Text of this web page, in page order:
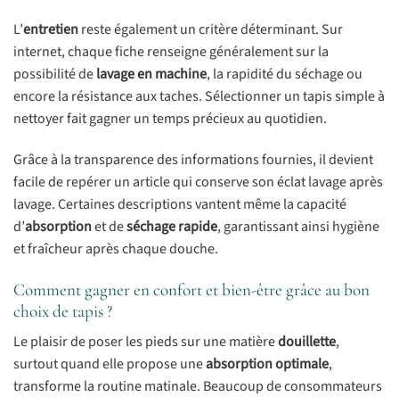
L’entretienreste également un critère déterminant. Sur
internet, chaque fiche renseigne généralement sur la
possibilité delavage en machine, la rapidité du séchage ou
encore la résistance aux taches. Sélectionner un tapis simple à
nettoyer fait gagner un temps précieux au quotidien.
Grâce à la transparence des informations fournies, il devient
facile de repérer un article qui conserve son éclat lavage après
lavage. Certaines descriptions vantent même la capacité
d’absorptionet deséchage rapide, garantissant ainsi hygiène
et fraîcheur après chaque douche.
Comment gagner en confort et bien-être grâce au bon
choix de tapis ?
Le plaisir de poser les pieds sur une matièredouillette,
surtout quand elle propose uneabsorption optimale,
transforme la routine matinale. Beaucoup de consommateurs